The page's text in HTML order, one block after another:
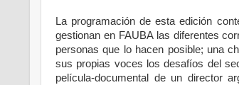
La programación de esta edición
gestionan en FAUBA las diferentes
personas que lo hacen posible; una
sus propias voces los desafíos del
película-documental de un director